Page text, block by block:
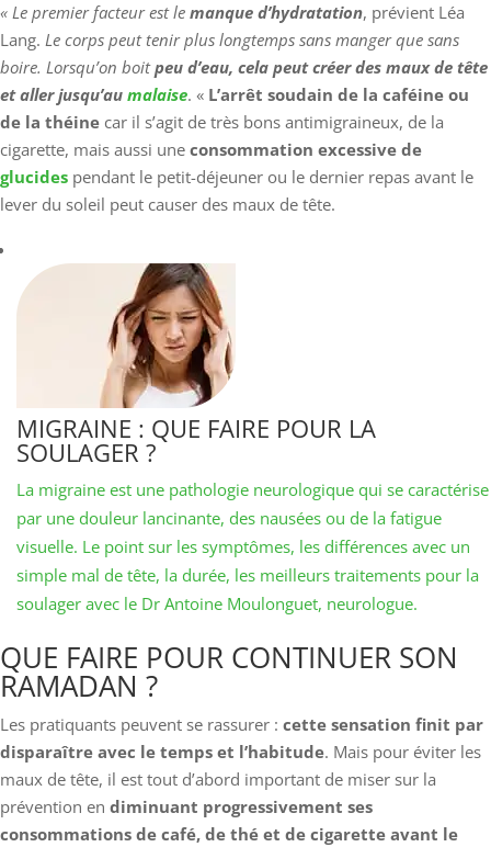
« Le premier facteur est le manque d’hydratation, prévient Léa
Lang. Le corps peut tenir plus longtemps sans manger que sans
boire. Lorsqu’on boitpeu d’eau, cela peut créer des maux de tête
et aller jusqu’au malaise. « L’arrêt soudain de la caféine ou
de la théine car il s’agit de très bons antimigraineux, de la
cigarette, mais aussi une consommation excessive de
glucides pendant le petit-déjeuner ou le dernier repas avant le
lever du soleil peut causer des maux de tête.
MIGRAINE : QUE FAIRE POUR LA
SOULAGER ?
La migraine est une pathologie neurologique qui se caractérise
par une douleur lancinante, des nausées ou de la fatigue
visuelle. Le point sur les symptômes, les différences avec un
simple mal de tête, la durée, les meilleurs traitements pour la
soulager avec le Dr Antoine Moulonguet, neurologue.
QUE FAIRE POUR CONTINUER SON
RAMADAN ?
Les pratiquants peuvent se rassurer : cette sensation finit par
disparaître avec le temps et l’habitude. Mais pour éviter les
maux de tête, il est tout d’abord important de miser sur la
prévention en diminuant progressivement ses
consommations de café, de thé et de cigarette avant le